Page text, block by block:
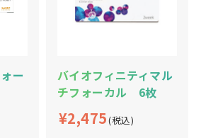
ー
バイオフィニティマル
チフォーカル 6枚
¥2,475(税込)